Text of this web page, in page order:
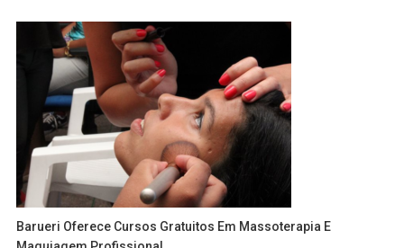
Barueri Oferece Cursos Gratuitos Em Massoterapia E